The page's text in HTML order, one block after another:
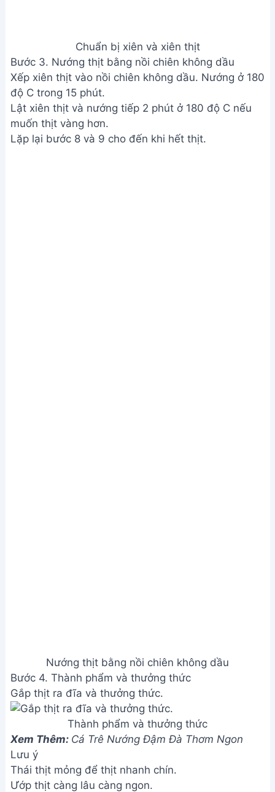
Chuẩn bị xiên và xiên thịt
Bước 3. Nướng thịt bằng nồi chiên không dầu
Xếp xiên thịt vào nồi chiên không dầu. Nướng ở 180
độ C trong 15 phút.
Lật xiên thịt và nướng tiếp 2 phút ở 180 độ C nếu
muốn thịt vàng hơn.
Lặp lại bước 8 và 9 cho đến khi hết thịt.
Nướng thịt bằng nồi chiên không dầu
Bước 4. Thành phẩm và thưởng thức
Gắp thịt ra đĩa và thưởng thức.
Thành phẩm và thưởng thức
Xem Thêm: Cá Trê Nướng Đậm Đà Thơm Ngon
Lưu ý
Thái thịt mỏng để thịt nhanh chín.
Ướp thịt càng lâu càng ngon.